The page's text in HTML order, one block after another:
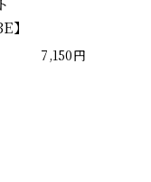
】
7,150円